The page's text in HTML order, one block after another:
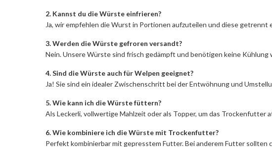
2. Kannst du die Würste einfrieren?
Ja, wir empfehlen die Wurst in Portionen aufzuteilen und diese getrennt
3. Werden die Würste gefroren versandt?
Nein. Unsere Würste sind frisch gedämpft und benötigen keine Kühlung
4. Sind die Würste auch für Welpen geeignet?
Ja! Sie sind ein idealer Zwischenschritt bei der Entwöhnung und
5. Wie kann ich die Würste füttern?
Als Leckerli, vollwertige Mahlzeit oder als Topper, um das Trockenfutter
6. Wie kombiniere ich die Würste mit Trockenfutter?
Perfekt kombinierbar mit gepresstem Futter. Bei anderem Futter sollten